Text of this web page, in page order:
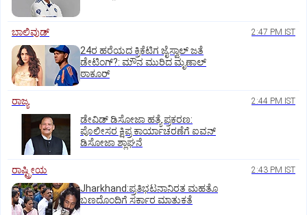
ಬಾಲಿವುಡ್‌ 2:47 PM IST
24ರ ಹರೆಯದ ಕ್ರಿಕೆಟಿಗ ಜೈಸ್ವಾಲ್‌ ಜತೆ
ಡೇಟಿಂಗ್?:‌ ಮೌನ ಮುರಿದ ಮೃಣಾಲ್‌
ಠಾಕೂರ್
ರಾಜ್ಯ 2:44 PM IST
ಡೇವಿಡ್ ಡಿಸೋಜಾ ಹತ್ಯೆ ಪ್ರಕರಣ:
ಪೊಲೀಸರ ಕ್ಷಿಪ್ರ ಕಾರ್ಯಾಚರಣೆಗೆ ಐವನ್
ಡಿಸೋಜಾ ಶ್ಲಾಘನೆ
ರಾಷ್ಟ್ರೀಯ 2:43 PM IST
Jharkhand:ಪ್ರತಿಭಟನಾನಿರತ ಮಹತೊ
ಬಣದೊಂದಿಗೆ ಸರ್ಕಾರ ಮಾತುಕತೆ